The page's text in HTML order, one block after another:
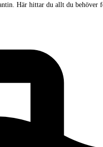
Här hittar du allt du